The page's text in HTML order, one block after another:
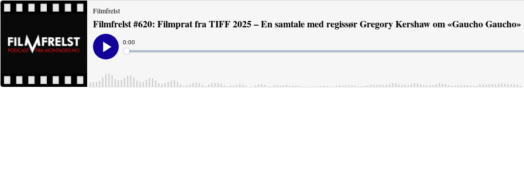
Filmfrelst
Filmfrelst #620: Filmprat fra TIFF 2025 – En samtale med regissør Gregory Kershaw om «Gaucho Gaucho»
Play
Current
Time
0:00
Loaded: